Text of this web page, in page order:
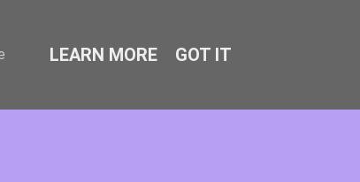
LEARN MORE GOT IT